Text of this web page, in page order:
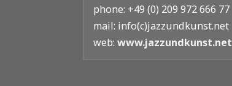
phone: +49 (0) 209 972 666 77
mail: info(c)jazzundkunst.net
web: www.jazzundkunst.net